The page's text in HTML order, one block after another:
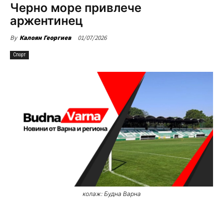
Черно море привлече
аржентинец
By Калоян Георгиев 01/07/2026
Спорт
колаж: Будна Варна